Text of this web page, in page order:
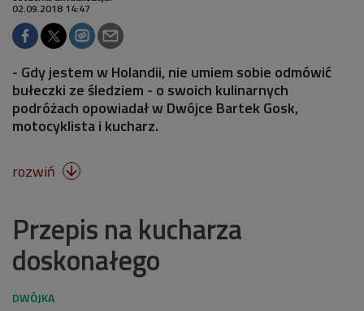
02.09.2018 14:47
- Gdy jestem w Holandii, nie umiem sobie odmówić
bułeczki ze śledziem - o swoich kulinarnych
podróżach opowiadał w Dwójce Bartek Gosk,
motocyklista i kucharz.
rozwiń 
Przepis na kucharza
doskonałego